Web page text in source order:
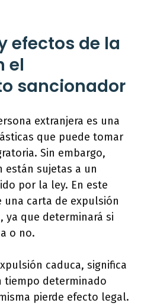
efectos de la
el
sancionador
extranjera es una
que puede tomar
Sin embargo,
están sujetas a un
por la ley. En este
carta de expulsión
ya que determinará si
o no.
caduca, significa
tiempo determinado
pierde efecto legal.